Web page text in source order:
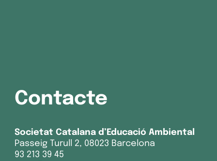
Contacte
Societat Catalana d’Educació Ambiental
Passeig Turull 2, 08023 Barcelona
93 213 39 45